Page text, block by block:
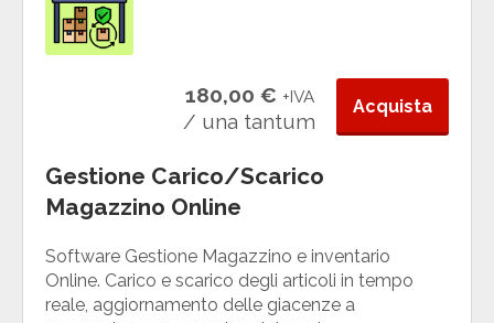
180,00 € +IVA
/ una tantum
Acquista
Gestione Carico/Scarico
Magazzino Online
Software Gestione Magazzino e inventario
Online. Carico e scarico degli articoli in tempo
reale, aggiornamento delle giacenze a